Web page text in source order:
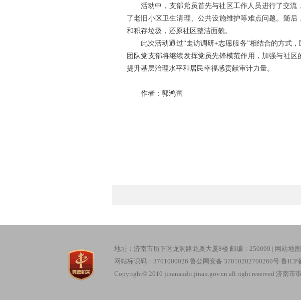
活动中，支部党员首先与社区工作人员进行了交
了老旧小区卫生清理、公共设施维护等难点问题。随
和积存垃圾，还原社区整洁面貌。
此次活动通过“走访调研+志愿服务”相结合的方式
团队党支部将继续发挥党员先锋模范作用，加强与社
提升基层治理水平和居民幸福感贡献审计力量。
作者：郭鸿蕾
地址：济南市历下区龙洞路龙奥大厦8楼 邮编：250099 | 网站地图
网站标识码：3701000026 鲁公网安备 37010202700260号 鲁ICP
Copyright© 2010 jinanaudit.jinan.gov.cn all right reserved 济南市